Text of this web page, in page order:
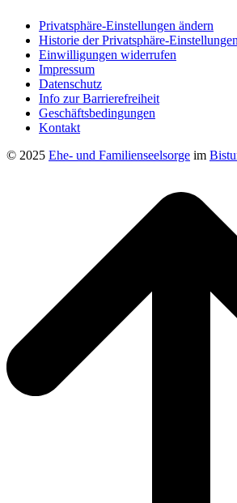
Privatsphäre-Einstellungen ändern
Historie der Privatsphäre-Einstellungen
Einwilligungen widerrufen
Impressum
Datenschutz
Info zur Barrierefreiheit
Geschäftsbedingungen
Kontakt
© 2025 Ehe- und Familienseelsorge im